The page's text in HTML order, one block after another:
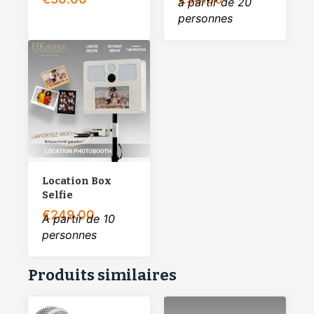
personnes
A partir de 10
personnes
Location Box
Selfie
€249.00
Produits similaires